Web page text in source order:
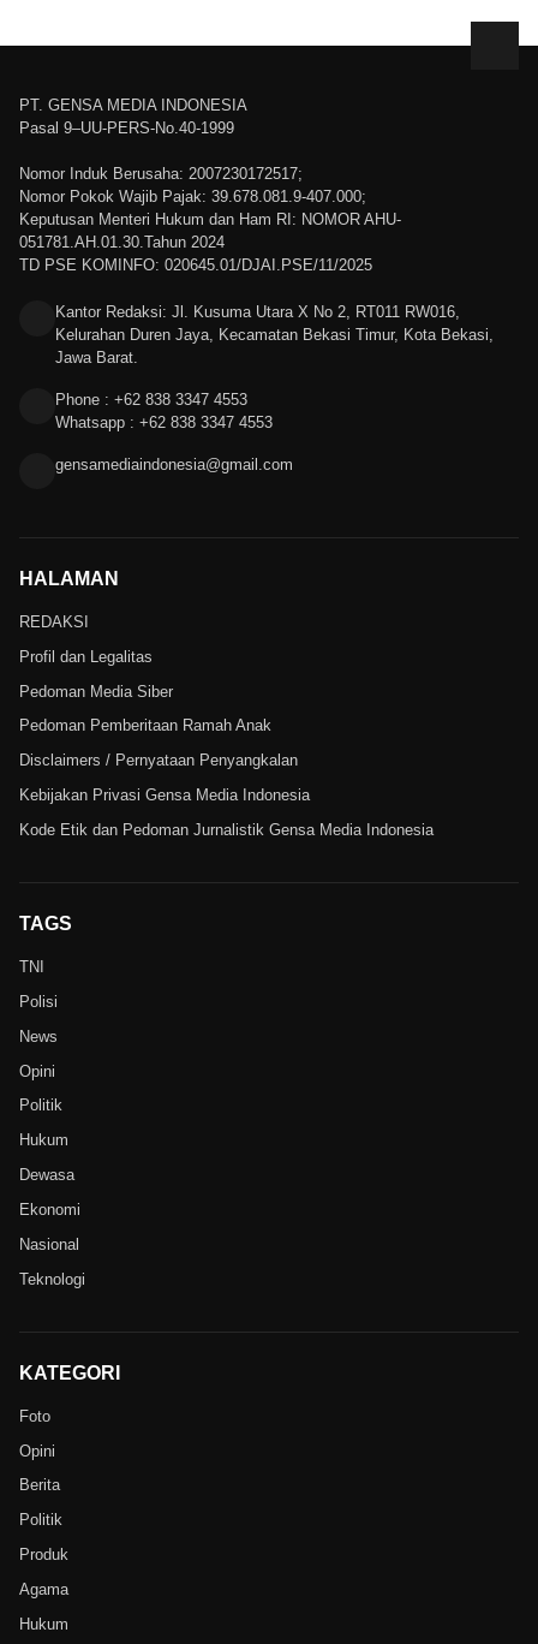
PT. GENSA MEDIA INDONESIA
Pasal 9–UU-PERS-No.40-1999
Nomor Induk Berusaha: 2007230172517;
Nomor Pokok Wajib Pajak: 39.678.081.9-407.000;
Keputusan Menteri Hukum dan Ham RI: NOMOR AHU-
051781.AH.01.30.Tahun 2024
TD PSE KOMINFO: 020645.01/DJAI.PSE/11/2025
Kantor Redaksi: Jl. Kusuma Utara X No 2, RT011 RW016,
Kelurahan Duren Jaya, Kecamatan Bekasi Timur, Kota Bekasi,
Jawa Barat.
Phone : +62 838 3347 4553
Whatsapp : +62 838 3347 4553
gensamediaindonesia@gmail.com
HALAMAN
REDAKSI
Profil dan Legalitas
Pedoman Media Siber
Pedoman Pemberitaan Ramah Anak
Disclaimers / Pernyataan Penyangkalan
Kebijakan Privasi Gensa Media Indonesia
Kode Etik dan Pedoman Jurnalistik Gensa Media Indonesia
TAGS
TNI
Polisi
News
Opini
Politik
Hukum
Dewasa
Ekonomi
Nasional
Teknologi
KATEGORI
Foto
Opini
Berita
Politik
Produk
Agama
Hukum